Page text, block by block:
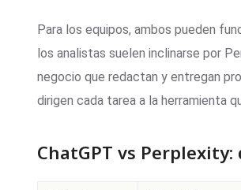
Para los equipos, ambos pueden
los analistas suelen inclinarse por
negocio que redactan y entregan
dirigen cada tarea a la herramienta
ChatGPT vs